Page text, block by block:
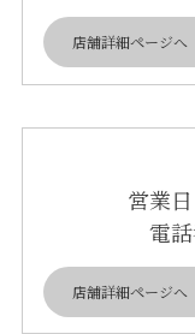
店舗詳細ページへ
営業
電話
店舗詳細ページへ